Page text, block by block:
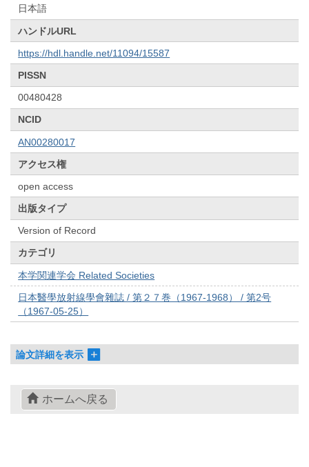
日本語
ハンドルURL
https://hdl.handle.net/11094/15587
PISSN
00480428
NCID
AN00280017
アクセス権
open access
出版タイプ
Version of Record
カテゴリ
本学関連学会 Related Societies
日本醫學放射線學會雜誌 / 第２７巻（1967-1968） / 第2号
（1967-05-25）
論文詳細を表示
ホームへ戻る